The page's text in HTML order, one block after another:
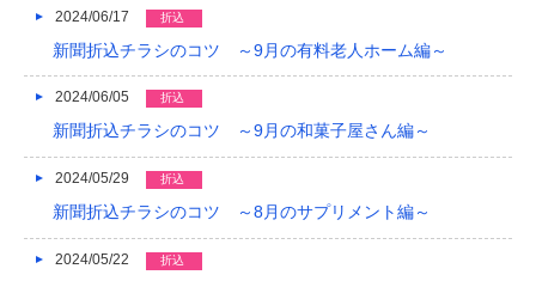
2024/06/17 折込
新聞折込チラシのコツ ～9月の有料老人ホーム編～
2024/06/05 折込
新聞折込チラシのコツ ～9月の和菓子屋さん編～
2024/05/29 折込
新聞折込チラシのコツ ～8月のサプリメント編～
2024/05/22 折込